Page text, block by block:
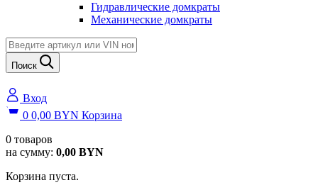
Гидравлические домкраты
Механические домкраты
Поиск
Вход
0 0,00 BYN Корзина
0 товаров
на сумму: 0,00 BYN
Корзина пуста.